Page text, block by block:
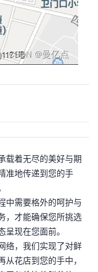
着无尽的美好与期
准地传递到您的手
需要格外的呵护与
，才能确保您所挑选
呈现在您面前。
，我们实现了对鲜
花店到您的手中，